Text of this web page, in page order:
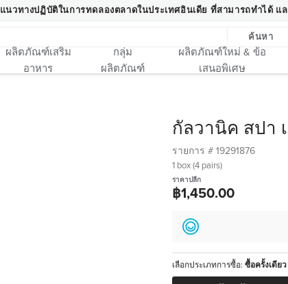
แนวทางปฏิบัติในการทดลองตลาดในประเทศอินเดีย ที่สามารถทำได้ แ
ค้นหา
ผลิตภัณฑ์เสริม
อาหาร
กลุ่ม
ผลิตภัณฑ์
ผลิตภัณฑ์ใหม่ & ข้อ
เสนอพิเศษ
กัลวานิค สปา
รายการ # 19291876
1 box (4 pairs)
ราคาปลีก
฿1,450.00
เลือกประเภทการซื้อ: ซื้อครั้งเดียว